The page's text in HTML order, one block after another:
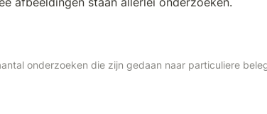
onderzoeken die zijn gedaan naar particuliere